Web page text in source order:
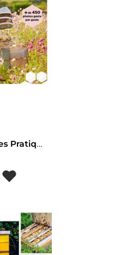
Les 100 Fiches Pratiques De L'apiculteur